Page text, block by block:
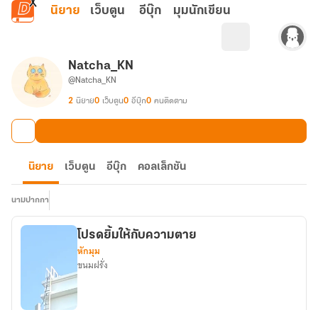
ข้ามไปยังเนื้อหาหลัก
นิยาย เว็บตูน อีบุ๊ก มุมนักเขียน
Natcha_KN
@Natcha_KN
2 นิยาย0 เว็บตูน0 อีบุ๊ก0 คนติดตาม
นิยาย เว็บตูน อีบุ๊ก คอลเล็กชัน
นามปากกา
โปรดยิ้มให้กับความตาย
หักมุม
ขนมฝรั่ง